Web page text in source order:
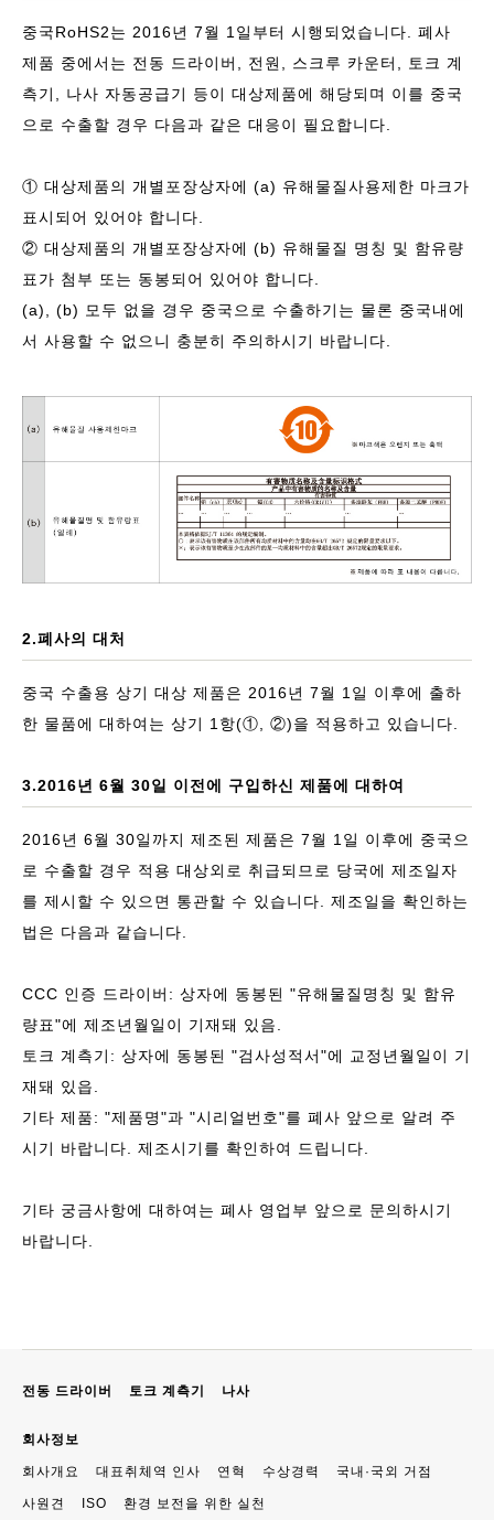
중국RoHS2는 2016년 7월 1일부터 시행되었습니다. 폐사
제품 중에서는 전동 드라이버, 전원, 스크루 카운터, 토크 계
측기, 나사 자동공급기 등이 대상제품에 해당되며 이를 중국
으로 수출할 경우 다음과 같은 대응이 필요합니다.
① 대상제품의 개별포장상자에 (a) 유해물질사용제한 마크가
표시되어 있어야 합니다.
② 대상제품의 개별포장상자에 (b) 유해물질 명칭 및 함유량
표가 첨부 또는 동봉되어 있어야 합니다.
(a), (b) 모두 없을 경우 중국으로 수출하기는 물론 중국내에
서 사용할 수 없으니 충분히 주의하시기 바랍니다.
2.폐사의 대처
중국 수출용 상기 대상 제품은 2016년 7월 1일 이후에 출하
한 물품에 대하여는 상기 1항(①, ②)을 적용하고 있습니다.
3.2016년 6월 30일 이전에 구입하신 제품에 대하여
2016년 6월 30일까지 제조된 제품은 7월 1일 이후에 중국으
로 수출할 경우 적용 대상외로 취급되므로 당국에 제조일자
를 제시할 수 있으면 통관할 수 있습니다. 제조일을 확인하는
법은 다음과 같습니다.
CCC 인증 드라이버: 상자에 동봉된 "유해물질명칭 및 함유
량표"에 제조년월일이 기재돼 있음.
토크 계측기: 상자에 동봉된 "검사성적서"에 교정년월일이 기
재돼 있읍.
기타 제품: "제품명"과 "시리얼번호"를 폐사 앞으로 알려 주
시기 바랍니다. 제조시기를 확인하여 드립니다.
기타 궁금사항에 대하여는 폐사 영업부 앞으로 문의하시기
바랍니다.
전동 드라이버 토크 계측기 나사
회사정보
회사개요 대표취체역 인사 연혁 수상경력 국내·국외 거점
사원견 ISO 환경 보전을 위한 실천